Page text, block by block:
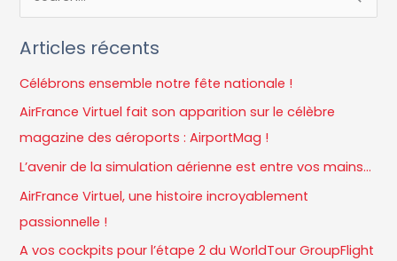
c
h
e
r
Articles récents
Célébrons ensemble notre fête nationale !
AirFrance Virtuel fait son apparition sur le célèbre
magazine des aéroports : AirportMag !
L’avenir de la simulation aérienne est entre vos mains…
AirFrance Virtuel, une histoire incroyablement
passionnelle !
A vos cockpits pour l’étape 2 du WorldTour GroupFlight